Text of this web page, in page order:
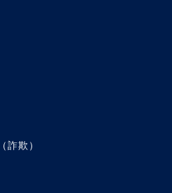
は人的な結果に他なりませ
ンなど、気候変動が直接的要
、阻止することができないよ
が求められるなか、その現状
ながら、政策の対応は遅れ
欺）